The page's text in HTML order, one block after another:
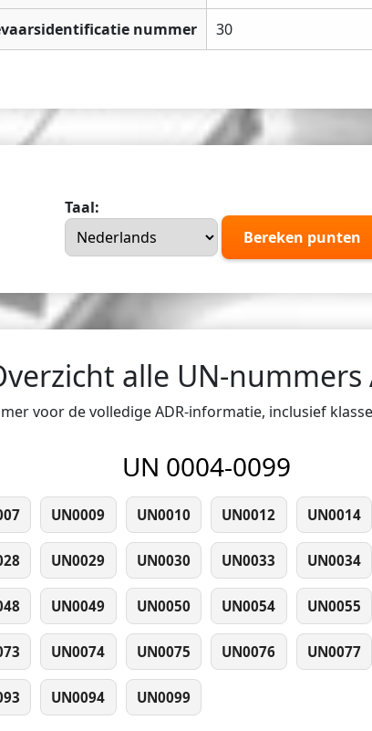
nummer 30
Taal:
Bereken punten
alle UN-nummers
voor de volledige ADR-informatie, inclusief
UN 0004-0099
UN0009 UN0010 UN0012 UN0014
UN0029 UN0030 UN0033 UN0034
UN0049 UN0050 UN0054 UN0055
UN0074 UN0075 UN0076 UN0077
UN0094 UN0099